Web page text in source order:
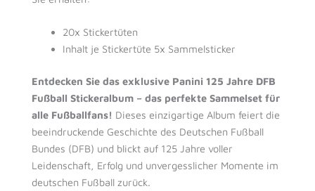
20x Stickertüten
Inhalt je Stickertüte 5x Sammelsticker
Entdecken Sie das exklusive Panini 125 Jahre DFB
Fußball Stickeralbum – das perfekte Sammelset für
alle Fußballfans! Dieses einzigartige Album feiert die
beeindruckende Geschichte des Deutschen Fußball
Bundes (DFB) und blickt auf 125 Jahre voller
Leidenschaft, Erfolg und unvergesslicher Momente im
deutschen Fußball zurück.